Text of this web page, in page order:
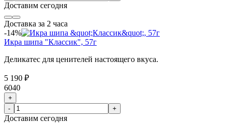
Доставим сегодня
Доставка за 2 часа
-14%
Икра шипа "Классик", 57г
Деликатес для ценителей настоящего вкуса.
5 190 ₽
6040
+
-
+
Доставим сегодня